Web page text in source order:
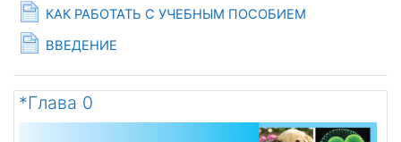
КАК РАБОТАТЬ С УЧЕБНЫМ ПОСОБИЕМСтраница
ВВЕДЕНИЕСтраница
*Глава 0